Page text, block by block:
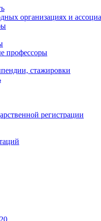
организациях и
профессоры
стажировки
регистрации